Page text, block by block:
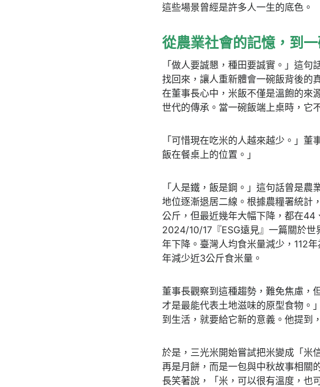
這些場景曾經是許多人一生的底色。
從農業社會的記憶，到
「做人要誠懇，種田要誠實。」這
找回來，讓人重新體會一碗飯背後的
在董事長心中，米飯不僅是溫飽的來
世代的傳承。當一碗飯端上桌時，它
「可惜現在吃米的人越來越少。」
飯在餐桌上的位置。」
「人是鐵，飯是鋼。」這句話曾是
地位逐漸退居二線。根據農糧署統計
公斤，但最近幾年大幅下降，都在44
2024/10/17『ESG遠見』一篇關於
年下降。臺灣人均食米量減少，112
年減少近3公斤食米量。
董事長觀察到這種趨勢，難免焦慮，
才是最能代表土地滋味的原型食物。
到生活，就要給它新的意義。他提到
於是，三光米開始嘗試把米變成「
再是月餅，而是一包與中秋故事相關
長笑著說，「米，可以很有溫度，也